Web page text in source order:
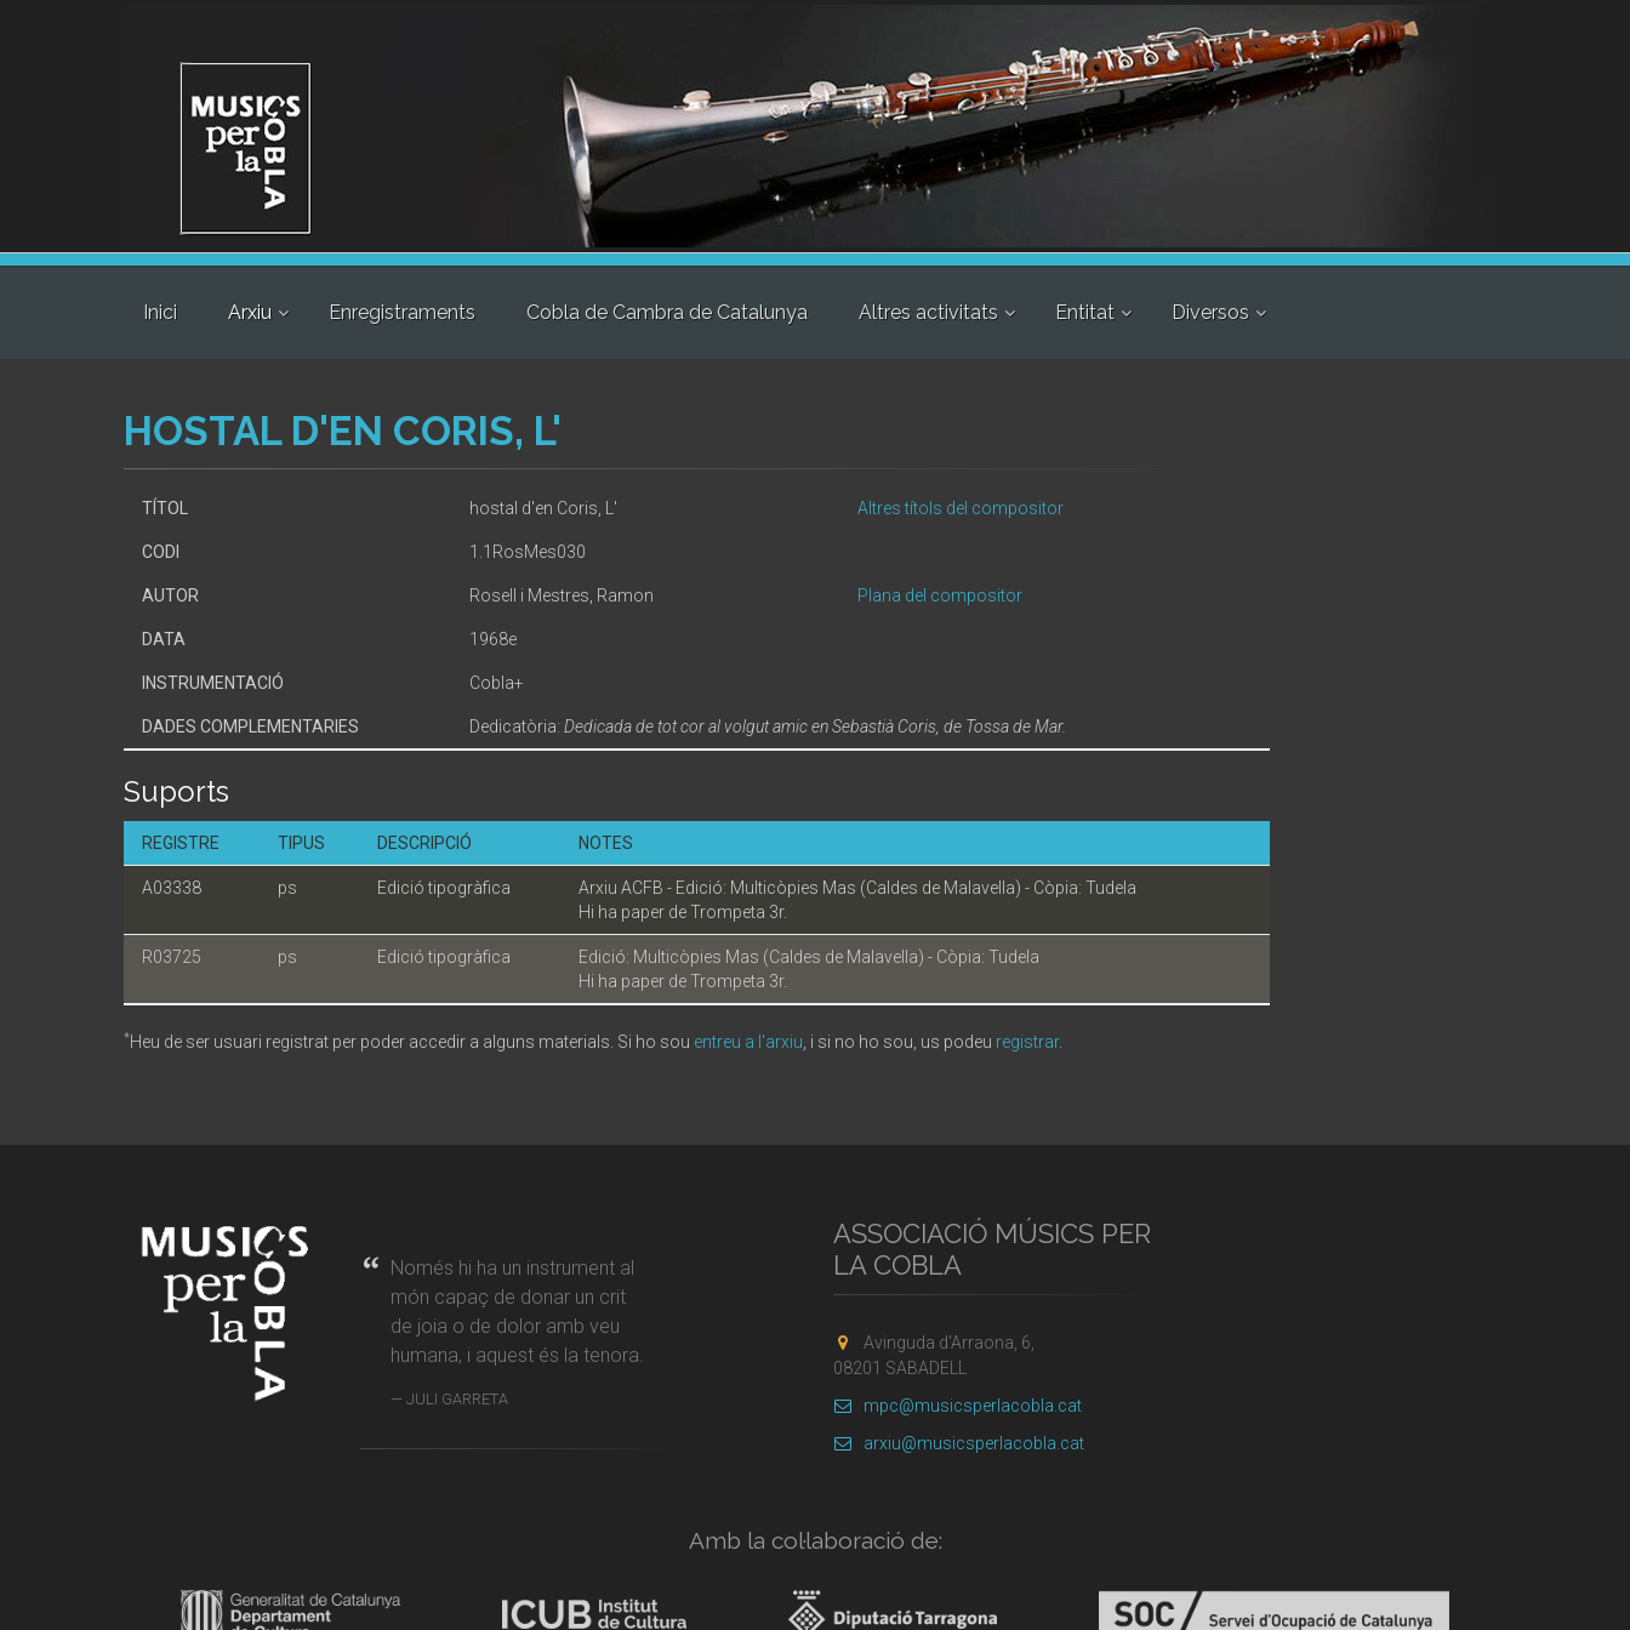
Inici Arxiu Enregistraments Cobla de Cambra de Catalunya Altres activitats Entitat Diversos
HOSTAL D'EN CORIS, L'
TÍTOL hostal d'en Coris, L' Altres títols del compositor
CODI 1.1RosMes030
AUTOR Rosell i Mestres, Ramon Plana del compositor
DATA 1968e
INSTRUMENTACIÓ Cobla+
DADES COMPLEMENTARIES Dedicatòria: Dedicada de tot cor al volgut amic en Sebastià Coris, de Tossa de Mar.
Suports
REGISTRE TIPUS DESCRIPCIÓ NOTES
A03338 ps Edició tipogràfica
Arxiu ACFB - Edició: Multicòpies Mas (Caldes de Malavella) - Còpia: Tudela
Hi ha paper de Trompeta 3r.
R03725 ps Edició tipogràfica
Edició: Multicòpies Mas (Caldes de Malavella) - Còpia: Tudela
Hi ha paper de Trompeta 3r.
*Heu de ser usuari registrat per poder accedir a alguns materials. Si ho sou entreu a l'arxiu , i si no ho sou, us podeu registrar.
Només hi ha un instrument al
món capaç de donar un crit
de joia o de dolor amb veu
humana, i aquest és la tenora.
JULI GARRETA
ASSOCIACIÓ MÚSICS PER
LA COBLA
Avinguda d'Arraona, 6,
08201 SABADELL
mpc@musicsperlacobla.cat
arxiu@musicsperlacobla.cat
Amb la col·laboració de: